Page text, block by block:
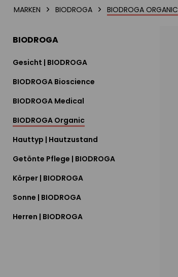
MARKEN BIODROGA BIODROGA ORGANIC
BIODROGA
Gesicht | BIODROGA
BIODROGA Bioscience
BIODROGA Medical
BIODROGA Organic
Hauttyp | Hautzustand
Getönte Pflege | BIODROGA
Körper | BIODROGA
Sonne | BIODROGA
Herren | BIODROGA